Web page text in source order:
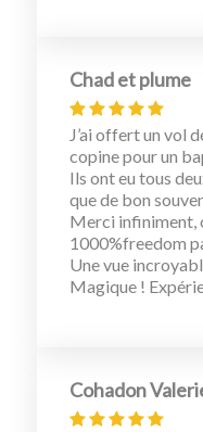
Chad et plume
J’ai offert un vol
copine pour un
Ils ont eu tous
que de bon
Merci infiniment,
1000%freedom
Une vue
Magique !
Cohadon